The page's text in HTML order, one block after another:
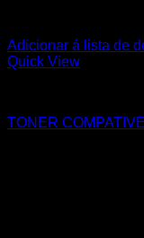
Adicionar á lista de
Quick View
TONER